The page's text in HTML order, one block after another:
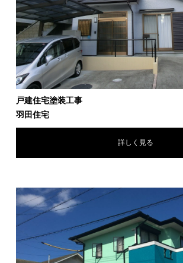
戸建住宅塗装工事
羽田住宅
詳しく見る